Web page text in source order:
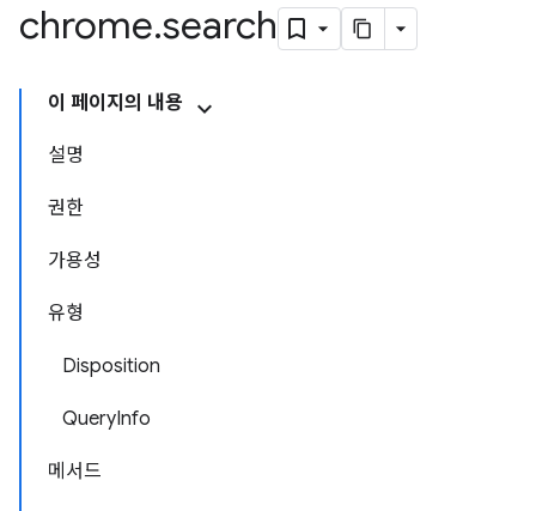
chrome.search
이 페이지의 내용
설명
권한
가용성
유형
Disposition
QueryInfo
메서드